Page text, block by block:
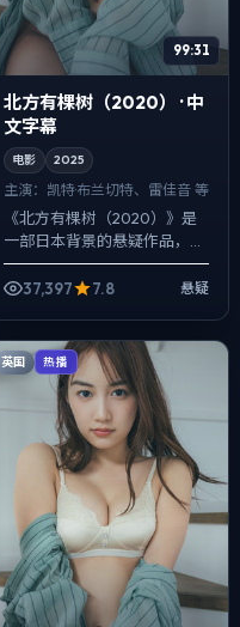
99:31
北方有棵树（2020） · 中
文字幕
电影 2025
主演： 凯特·布兰切特、雷佳音 等
《北方有棵树（2020）》是
一部日本背景的悬疑作品，
2025年公映，由李安执导，
凯特·布兰切特、雷佳音、胡歌
37,397 7.8 悬疑
英国 热播